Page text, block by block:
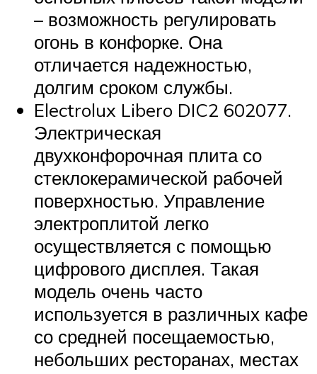
– возможность регулировать
огонь в конфорке. Она
отличается надежностью,
долгим сроком службы.
Electrolux Libero DIC2 602077.
Электрическая
двухконфорочная плита со
стеклокерамической рабочей
поверхностью. Управление
электроплитой легко
осуществляется с помощью
цифрового дисплея. Такая
модель очень часто
используется в различных кафе
со средней посещаемостью,
небольших ресторанах, местах